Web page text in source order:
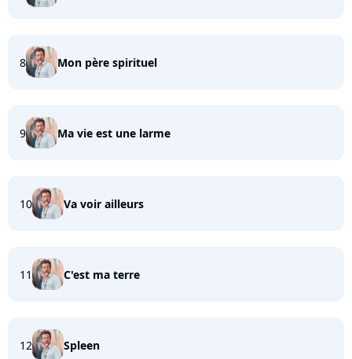
8 Mon père spirituel
9 Ma vie est une larme
10 Va voir ailleurs
11 C'est ma terre
12 Spleen